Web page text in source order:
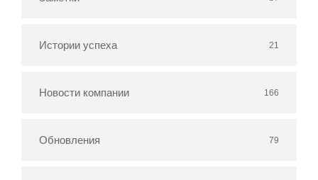
Истории успеха 21
Новости компании 166
Обновления 79